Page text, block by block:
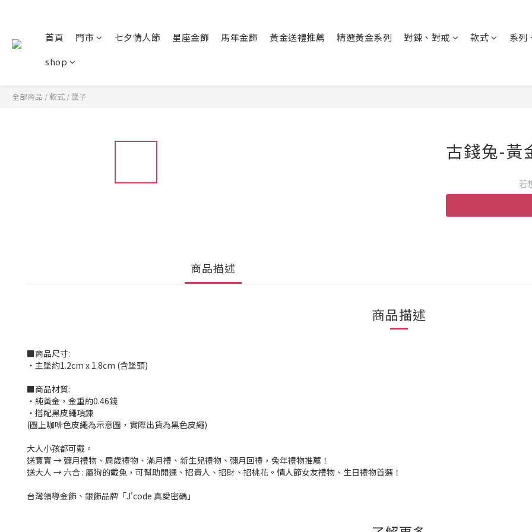
首頁 門市 七夕情人節 星座金飾 馬年金飾 黃金送禮推薦 精選黃金系列 對鍊、對戒 款式 系列
shop
全部商品 /款式 / 墜子
古錢兔-黃
若
商品描述
商品描述
■商品尺寸:
‧主墜約1.2cm x 1.8cm (含墜頭)
■商品材質:
‧純黃金，金重約0.46錢
‧搭配黑皮繩項鍊
(圖上咖啡色皮繩為示意圖，實際出貨為黑色皮繩)
大人小孩都可戴。
送寶寶 → 彌月禮物、周歲禮物、滿月禮、新生兒禮物、彌月回禮，兔年禮物推薦！
送大人 → 六合 : 屬狗的戴兔，可幫助開運、招貴人、招財、招桃花。情人節女友禮物、生日禮物首選！
台灣領導金飾、銀飾品牌「J'code 真愛密碼」